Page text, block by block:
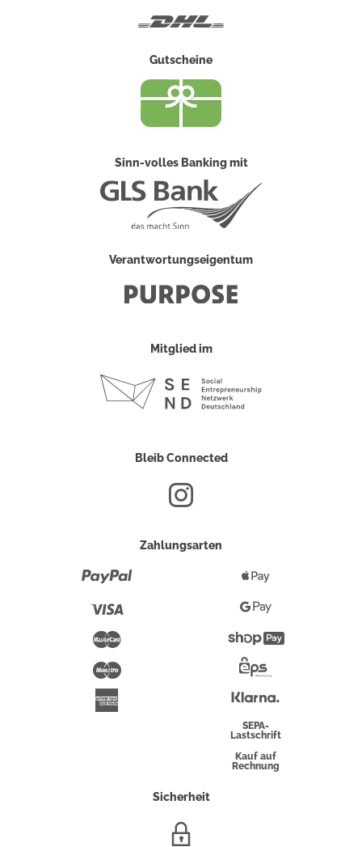
Gutscheine
Sinn-volles Banking mit
Verantwortungseigentum
Mitglied im
Bleib Connected
Zahlungsarten
Maestro
Pay
Google
Pay
Überweisung
SEPA-
Lastschrift
Kauf auf
Rechnung
Sicherheit